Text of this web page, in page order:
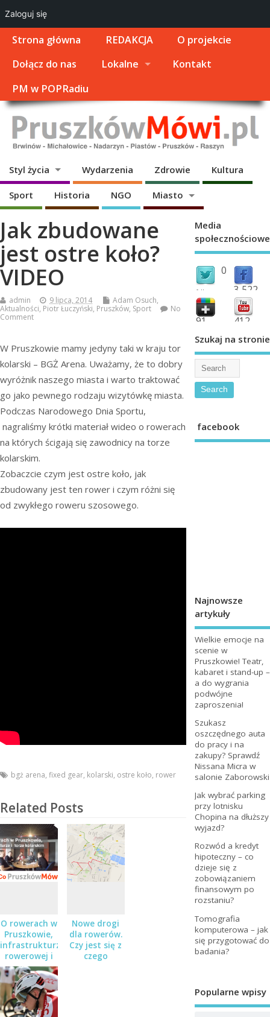
Strona główna REDAKCJA
O projekcie
Dołącz do nas
Lokalne
Kontakt
PM w POPRadiu
Styl życia Wydarzenia Zdrowie Kultura
Sport Historia NGO Miasto
Jak zbudowane
jest ostre koło?
VIDEO
admin 9 lipca, 2014 Adam Osuch,
Aktualności, Piotr Łuczyński, Pruszków, Sport
No
Comment
W Pruszkowie mamy jedyny taki w kraju tor
kolarski – BGŻ Arena. Uważamy, że to dobry
wyróżnik naszego miasta i warto traktować
go jako pewnego rodzaju wizytówkę miasta.
Podczas Narodowego Dnia Sportu,
nagraliśmy krótki materiał wideo o rowerach
na których ścigają się zawodnicy na torze
kolarskim.
Zobaczcie czym jest ostre koło, jak
zbudowany jest ten rower i czym różni się
od zwykłego roweru szosowego.
bgż arena, fixed gear, kolarski, ostre koło, rower
Related Posts
O rowerach w
Pruszkowie,
infrastrukturze
rowerowej i
torze
kolarskim –
Audycja „Co
Pruszków
Mówi”
Nowe drogi
dla rowerów.
Czy jest się z
czego
Media
społecznościowe
0
followers 3,522
fans
91 412
Szukaj na stronie
facebook
Najnowsze
artykuły
Wielkie emocje na
scenie w
Pruszkowie! Teatr,
kabaret i stand-up –
a do wygrania
podwójne
zaproszenia!
Szukasz
oszczędnego auta
do pracy i na
zakupy? Sprawdź
Nissana Micra w
salonie Zaborowski
Jak wybrać parking
przy lotnisku
Chopina na dłuższy
wyjazd?
Rozwód a kredyt
hipoteczny – co
dzieje się z
zobowiązaniem
finansowym po
rozstaniu?
Tomografia
komputerowa – jak
się przygotować do
badania?
Popularne wpisy
Zaloguj się